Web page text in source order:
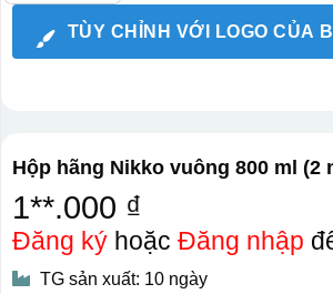
TÙY CHỈNH VỚI LOGO CỦA
Hộp hãng Nikko vuông 800 ml (2
1**.000 ₫
Đăng kýhoặc Đăng nhập
TG sản xuất: 10 ngày